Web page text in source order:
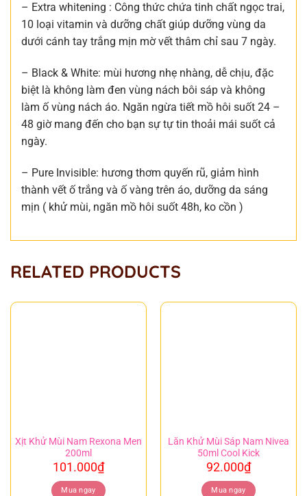
– Extra whitening : Công thức chứa tinh chất ngọc trai,
10 loại vitamin và dưỡng chất giúp dưỡng vùng da
dưới cánh tay trắng mịn mờ vết thâm chỉ sau 7 ngày.
– Black & White: mùi hương nhẹ nhàng, dễ chịu, đặc
biệt là không làm đen vùng nách bôi sáp và không
làm ố vùng nách áo. Ngăn ngừa tiết mồ hôi suốt 24 –
48 giờ mang đến cho bạn sự tự tin thoải mái suốt cả
ngày.
– Pure Invisible: hương thơm quyến rũ, giảm hình
thành vết ố trắng và ố vàng trên áo, dưỡng da sáng
mịn ( khử mùi, ngăn mồ hôi suốt 48h, ko cồn )
RELATED PRODUCTS
Xịt Khử Mùi Nam Rexona Men
200ml
101.000₫
Mua ngay
Lăn Khử Mùi Sáp Nam Nivea
50ml Cool Kick
92.000₫
Mua ngay